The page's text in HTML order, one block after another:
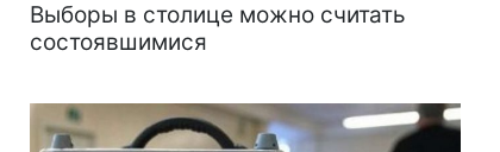
Выборы в столице можно считать
состоявшимися